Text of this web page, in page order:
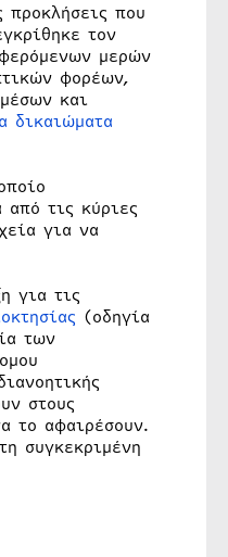
προκλήσεις που
τον
μερών
φορέων,
και
δικαιώματα
από τις κύριες
για να
για τις
(οδηγία
των
στους
το αφαιρέσουν.
συγκεκριμένη